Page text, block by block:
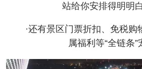
站给你安排得明明
·还有景区门票折扣、免税购
属福利等“全链条”